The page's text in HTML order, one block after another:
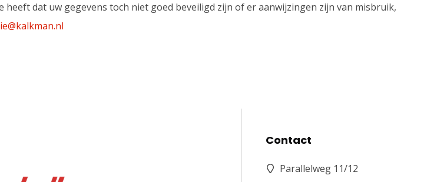
dat uw gegevens toch niet goed beveiligd zijn of er aanwijzingen zijn van misbruik,
Contact
Parallelweg 11/12